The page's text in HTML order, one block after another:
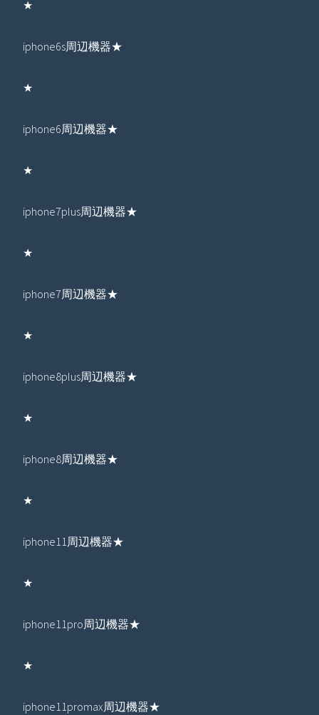
★
iphone6s周辺機器★
★
iphone6周辺機器★
★
iphone7plus周辺機器★
★
iphone7周辺機器★
★
iphone8plus周辺機器★
★
iphone8周辺機器★
★
iphone11周辺機器★
★
iphone11pro周辺機器★
★
iphone11promax周辺機器★